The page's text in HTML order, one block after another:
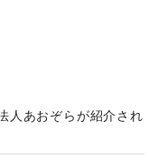
人あおぞらが紹介され